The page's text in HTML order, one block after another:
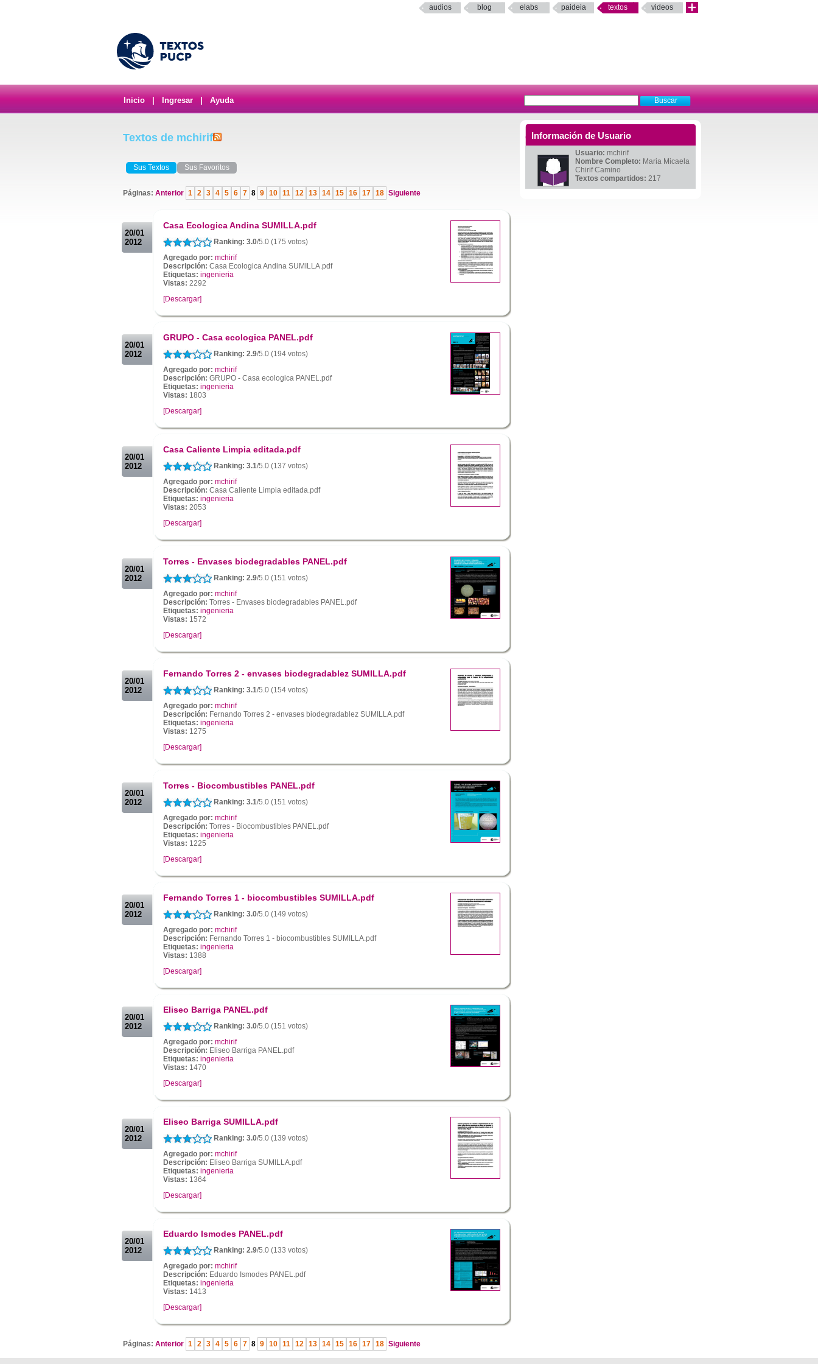
audios blog elabs paideia textos videos
Inicio Ingresar Ayuda
Información de Usuario
Usuario: mchirif
Nombre Completo: Maria Micaela
Chirif Camino
Textos compartidos: 217
Textos de mchirif
Sus Textos Sus Favoritos
Páginas: Anterior 1 2 3 4 5 6 7 8 9 10 11 12 13 14 15 16 17 18 Siguiente
20/01
2012
Casa Ecologica Andina SUMILLA.pdf
Ranking: 3.0/5.0 (175 votos)
Agregado por: mchirif
Descripción: Casa Ecologica Andina SUMILLA.pdf
Etiquetas: ingenieria
Vistas: 2292
[Descargar]
20/01
2012
GRUPO - Casa ecologica PANEL.pdf
Ranking: 2.9/5.0 (194 votos)
Agregado por: mchirif
Descripción: GRUPO - Casa ecologica PANEL.pdf
Etiquetas: ingenieria
Vistas: 1803
[Descargar]
20/01
2012
Casa Caliente Limpia editada.pdf
Ranking: 3.1/5.0 (137 votos)
Agregado por: mchirif
Descripción: Casa Caliente Limpia editada.pdf
Etiquetas: ingenieria
Vistas: 2053
[Descargar]
20/01
2012
Torres - Envases biodegradables PANEL.pdf
Ranking: 2.9/5.0 (151 votos)
Agregado por: mchirif
Descripción: Torres - Envases biodegradables PANEL.pdf
Etiquetas: ingenieria
Vistas: 1572
[Descargar]
20/01
2012
Fernando Torres 2 - envases biodegradablez SUMILLA.pdf
Ranking: 3.1/5.0 (154 votos)
Agregado por: mchirif
Descripción: Fernando Torres 2 - envases biodegradablez SUMILLA.pdf
Etiquetas: ingenieria
Vistas: 1275
[Descargar]
20/01
2012
Torres - Biocombustibles PANEL.pdf
Ranking: 3.1/5.0 (151 votos)
Agregado por: mchirif
Descripción: Torres - Biocombustibles PANEL.pdf
Etiquetas: ingenieria
Vistas: 1225
[Descargar]
20/01
2012
Fernando Torres 1 - biocombustibles SUMILLA.pdf
Ranking: 3.0/5.0 (149 votos)
Agregado por: mchirif
Descripción: Fernando Torres 1 - biocombustibles SUMILLA.pdf
Etiquetas: ingenieria
Vistas: 1388
[Descargar]
20/01
2012
Eliseo Barriga PANEL.pdf
Ranking: 3.0/5.0 (151 votos)
Agregado por: mchirif
Descripción: Eliseo Barriga PANEL.pdf
Etiquetas: ingenieria
Vistas: 1470
[Descargar]
20/01
2012
Eliseo Barriga SUMILLA.pdf
Ranking: 3.0/5.0 (139 votos)
Agregado por: mchirif
Descripción: Eliseo Barriga SUMILLA.pdf
Etiquetas: ingenieria
Vistas: 1364
[Descargar]
20/01
2012
Eduardo Ismodes PANEL.pdf
Ranking: 2.9/5.0 (133 votos)
Agregado por: mchirif
Descripción: Eduardo Ismodes PANEL.pdf
Etiquetas: ingenieria
Vistas: 1413
[Descargar]
Páginas: Anterior 1 2 3 4 5 6 7 8 9 10 11 12 13 14 15 16 17 18 Siguiente